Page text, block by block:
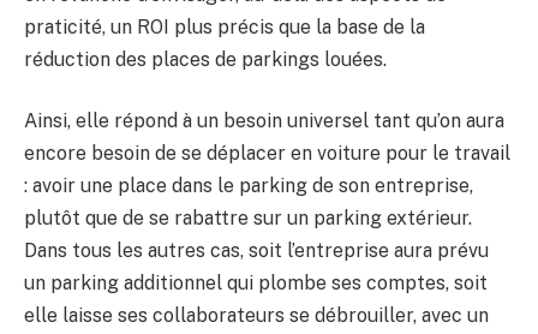
praticité, un ROI plus précis que la base de la
réduction des places de parkings louées.
Ainsi, elle répond à un besoin universel tant qu’on aura
encore besoin de se déplacer en voiture pour le travail
: avoir une place dans le parking de son entreprise,
plutôt que de se rabattre sur un parking extérieur.
Dans tous les autres cas, soit l’entreprise aura prévu
un parking additionnel qui plombe ses comptes, soit
elle laisse ses collaborateurs se débrouiller, avec un